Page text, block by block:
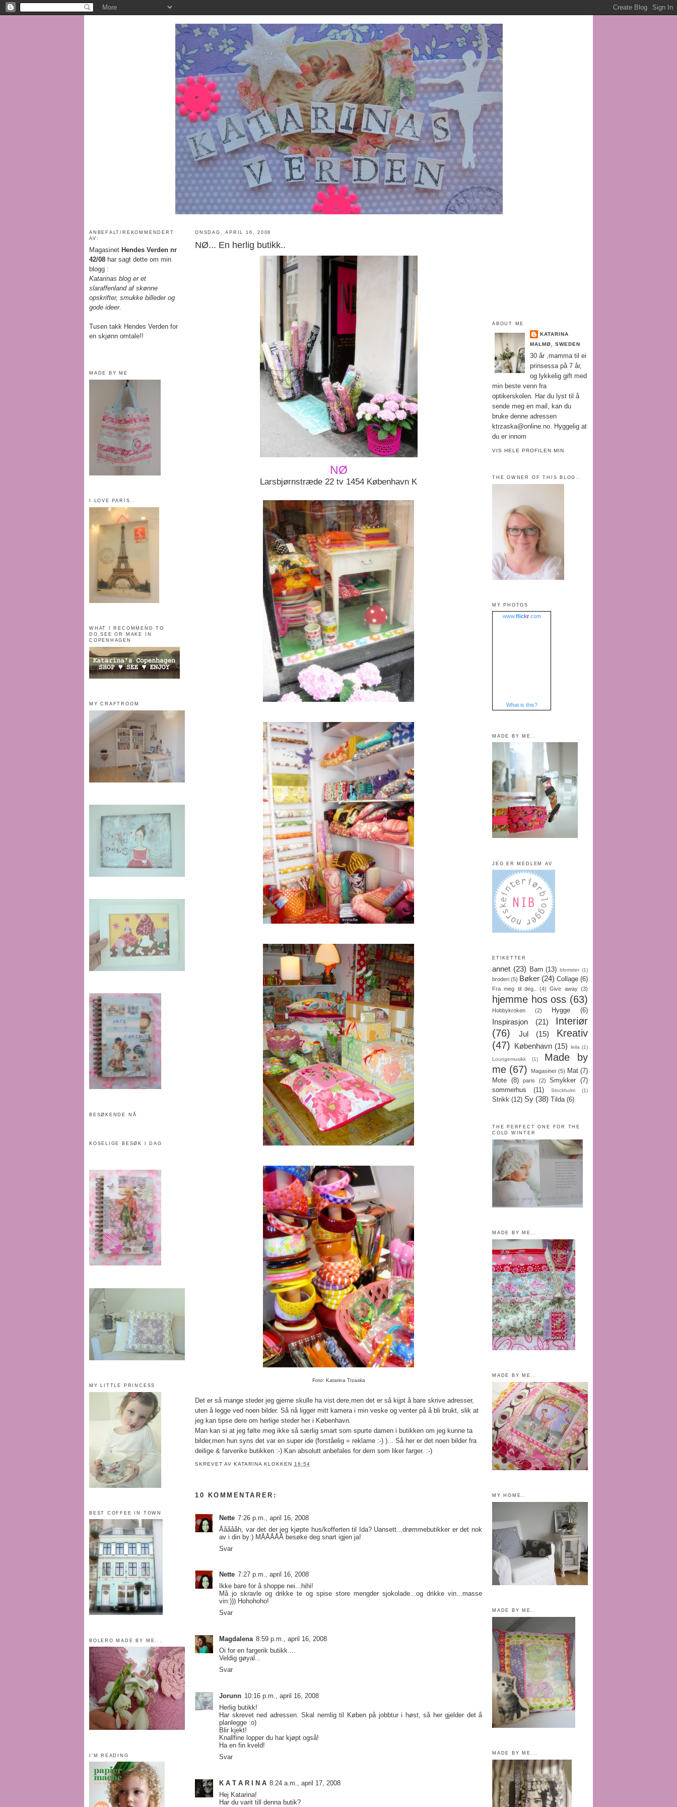
ANBEFALT/REKOMMENDERT
AV:
Magasinet Hendes Verden nr
42/08 har sagt dette om min
blogg :
Katarinas blog er et
slaraffenland af skønne
opskrifter, smukke billeder og
gode ideer.
Tusen takk Hendes Verden for
en skjønn omtale!!
MADE BY ME
I LOVE PARIS..
WHAT I RECOMMEND TO
DO,SEE OR MAKE IN
COPENHAGEN
MY CRAFTROOM
BESØKENDE NÅ
KOSELIGE BESØK I DAG
MY LITTLE PRINCESS
BEST COFFEE IN TOWN
BOLERO MADE BY ME...
I'M READING
ONSDAG, APRIL 16, 2008
NØ... En herlig butikk..
NØ
Larsbjørnstræde 22 tv 1454 København K
Foto: Katarina Trzaska
Det er så mange steder jeg gjerne skulle ha vist dere,men det er så kijpt å bare skrive adresser,
uten å legge ved noen bilder. Så nå ligger mitt kamera i min veske og venter på å bli brukt, slik at
jeg kan tipse dere om herlige steder her i København.
Man kan si at jeg følte meg ikke så særlig smart som spurte damen i butikken om jeg kunne ta
bilder,men hun syns det var en super ide (forståelig = reklame :-) )... Så her er det noen bilder fra
deilige & farverike butikken :-) Kan absolutt anbefales for dem som liker farger. :-)
SKREVET AV KATARINA KLOKKEN 16:54
10 KOMMENTARER:
Nette 7:26 p.m., april 16, 2008
Åååååh, var det der jeg kjøpte hus/kofferten til Ida? Uansett...drømmebutikker er det nok
av i din by:) MÅÅÅÅÅ besøke deg snart igjen ja!
Svar
Nette 7:27 p.m., april 16, 2008
Ikke bare for å shoppe nei...hihi!
Må jo skravle og drikke te og spise store mengder sjokolade...og drikke vin...masse
vin:))) Hohohoho!
Svar
Magdalena 8:59 p.m., april 16, 2008
Oi for en fargerik butikk....
Veldig gøyal...
Svar
Jorunn 10:16 p.m., april 16, 2008
Herlig butikk!
Har skrevet ned adressen. Skal nemlig til Køben på jobbtur i høst, så her gjelder det å
planlegge :o)
Blir kjekt!
Knallfine lopper du har kjøpt også!
Ha en fin kveld!
Svar
K A T A R I N A 8:24 a.m., april 17, 2008
Hej Katarina!
Har du varit till denna butik?
ABOUT ME
KATARINA
MALMØ, SWEDEN
30 år ,mamma til ei
prinsessa på 7 år,
og lykkelig gift med
min beste venn fra
optikerskolen. Har du lyst til å
sende meg en mail, kan du
bruke denne adressen
ktrzaska@online.no. Hyggelig at
du er innom
VIS HELE PROFILEN MIN
THE OWNER OF THIS BLOG..
MY PHOTOS
www.flickr.com
What is this?
MADE BY ME..
JEG ER MEDLEM AV
ETIKETTER
annet (23) Barn (13) blomster (1)
broderi (5) Bøker (24) Collage (6)
Fra meg til deg.. (4) Give away (3)
hjemme hos oss (63)
Hobbykroken (2) Hygge (6)
Inspirasjon (21)
Interiør
(76)
Jul (15)
Kreativ
(47) København (15) leila (1)
Loungemusikk (1)
Made by
me (67) Magasiner (5) Mat (7)
Mote (8) paris (2) Smykker
(7)
sommerhus
(11) Stockholm (1)
Strikk (12) Sy (38) Tilda (6)
THE PERFECT ONE FOR THE
COLD WINTER
MADE BY ME..
MADE BY ME..
MY HOME..
MADE BY ME..
MADE BY ME...